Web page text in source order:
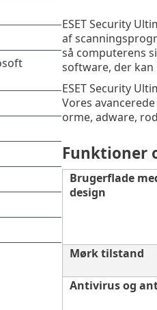
ESET Security
af
så computerens
software, der
ESET Security
Vores
orme, adware,
Funktioner
Brugerflade
design
Mørk tilstand
Antivirus og